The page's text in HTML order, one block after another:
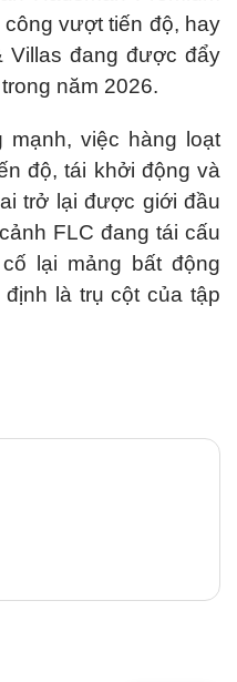
vượt tiến độ, hay
Villas đang được đẩy
năm 2026.
mạnh, việc hàng loạt
độ, tái khởi động và
trở lại được giới đầu
FLC đang tái cấu
lại mảng bất động
là trụ cột của tập